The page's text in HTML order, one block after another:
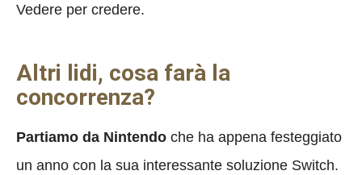
Vedere per credere.
Altri lidi, cosa farà la
concorrenza?
Partiamo da Nintendo che ha appena festeggiato
un anno con la sua interessante soluzione Switch.